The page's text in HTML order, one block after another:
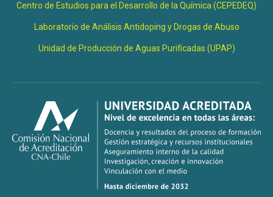
Centro de Estudios para el Desarrollo de la Química (CEPEDEQ)
Laboratorio de Análisis Antidoping y Drogas de Abuso
Unidad de Producción de Aguas Purificadas (UPAP)